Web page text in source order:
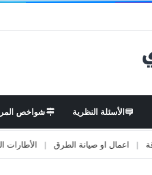
الأسئلة النظرية شواخص
اعمال او صيانة الطرق | الأطارات